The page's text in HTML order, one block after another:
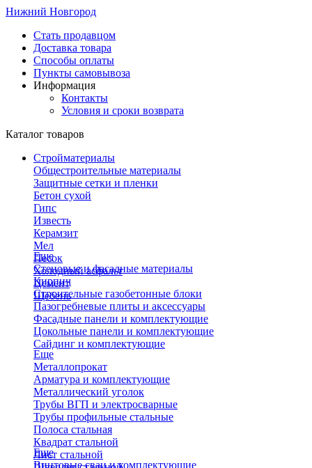
Нижний Новгород
Стать продавцом
Доставка товара
Способы оплаты
Пункты самовывоза
Информация
Контакты
Условия и сроки возврата
Каталог товаров
Стройматериалы
Общестроительные материалы
Защитные сетки и пленки
Бетон сухой
Гипс
Известь
Керамзит
Мел
Песок
Холодный асфальт
Цемент
Щебень
Еще
Стеновые и фасадные материалы
Кирпич
Строительные газобетонные блоки
Пазогребневые плиты и аксессуары
Фасадные панели и комплектующие
Цокольные панели и комплектующие
Сайдинг и комплектующие
Еще
Металлопрокат
Арматура и комплектующие
Металлический уголок
Трубы ВГП и электросварные
Трубы профильные стальные
Полоса стальная
Квадрат стальной
Лист стальной
Еще
Винтовые сваи и комплектующие